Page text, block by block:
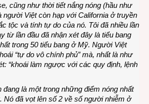
cũng như thời tiết nắng nóng (hầu như
người Việt còn hạp với California ở truyền
tộc và tính tự do của nó. Tôi đã nhiều lần
từ lần đầu đã nhận xét đây là tiểu bang
trong 50 tiểu bang ở Mỹ. Người Việt
“tự do vô chính phủ” mà, nhất là như
“khoái làm ngược với các quy định, lệnh
đang là một trong những điểm nóng nhất
Nó đã vọt lên số 2 về số người nhiễm ở